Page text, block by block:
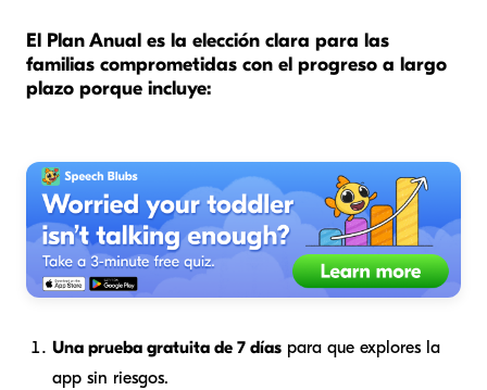
El Plan Anual es la elección clara para las
familias comprometidas con el progreso a largo
plazo porque incluye:
Una prueba gratuita de 7 días para que explores la
app sin riesgos.